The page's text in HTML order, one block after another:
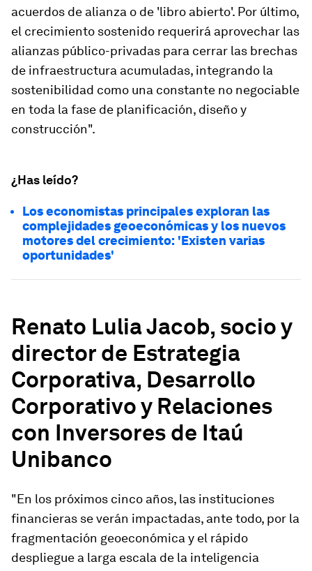
acuerdos de alianza o de 'libro abierto'. Por último,
el crecimiento sostenido requerirá aprovechar las
alianzas público-privadas para cerrar las brechas
de infraestructura acumuladas, integrando la
sostenibilidad como una constante no negociable
en toda la fase de planificación, diseño y
construcción".
¿Has leído?
Los economistas principales exploran las
complejidades geoeconómicas y los nuevos
motores del crecimiento: 'Existen varias
oportunidades'
Renato Lulia Jacob, socio y
director de Estrategia
Corporativa, Desarrollo
Corporativo y Relaciones
con Inversores de Itaú
Unibanco
"En los próximos cinco años, las instituciones
financieras se verán impactadas, ante todo, por la
fragmentación geoeconómica y el rápido
despliegue a larga escala de la inteligencia